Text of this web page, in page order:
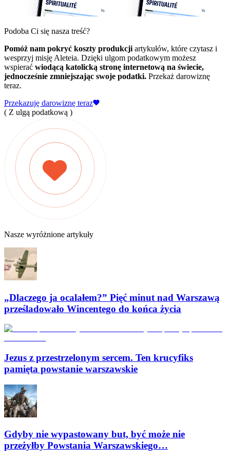
Podoba Ci się nasza treść?
Pomóż nam pokryć koszty produkcji artykułów, które czytasz i
wesprzyj misję Aleteia. Dzięki ulgom podatkowym możesz
wspierać wiodącą katolicką stronę internetową na świecie,
jednocześnie zmniejszając swoje podatki. Przekaż darowiznę
teraz.
Przekazuję darowiznę teraz
( Z ulgą podatkową )
Nasze wyróżnione artykuły
„Dlaczego ja ocalałem?” Pięć minut nad Warszawą
prześladowało Wincentego do końca życia
Jezus z przestrzelonym sercem. Ten krucyfiks
pamięta powstanie warszawskie
Gdyby nie wypastowany but, być może nie
przeżyłby Powstania Warszawskiego…